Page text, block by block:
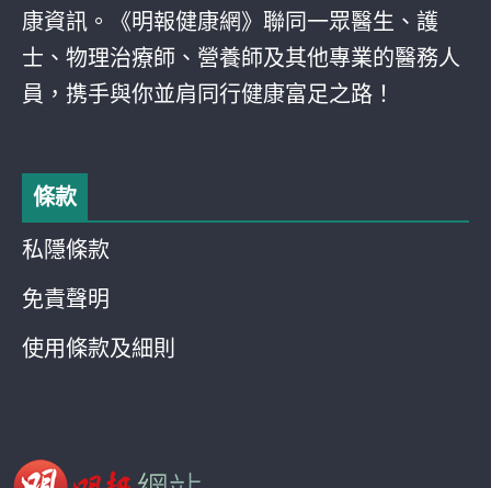
康資訊。《明報健康網》聯同一眾醫生、護
士、物理治療師、營養師及其他專業的醫務人
員，携手與你並肩同行健康富足之路！
條款
私隱條款
免責聲明
使用條款及細則